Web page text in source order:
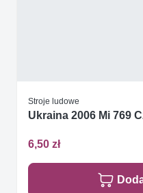
Stroje ludowe
Ukraina 2006 Mi 769
6,50 zł